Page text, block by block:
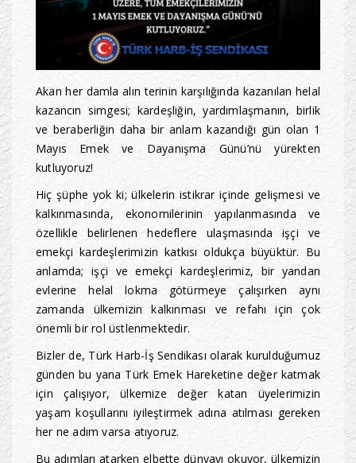
Akan her damla alın terinin karşılığında kazanılan helal
kazancın simgesi; kardeşliğin, yardımlaşmanın, birlik
ve beraberliğin daha bir anlam kazandığı gün olan 1
Mayıs Emek ve Dayanışma Günü’nü yürekten
kutluyoruz!
Hiç şüphe yok ki; ülkelerin istikrar içinde gelişmesi ve
kalkınmasında, ekonomilerinin yapılanmasında ve
özellikle belirlenen hedeflere ulaşmasında işçi ve
emekçi kardeşlerimizin katkısı oldukça büyüktür. Bu
anlamda; işçi ve emekçi kardeşlerimiz, bir yandan
evlerine helal lokma götürmeye çalışırken aynı
zamanda ülkemizin kalkınması ve refahı için çok
önemli bir rol üstlenmektedir.
Bizler de, Türk Harb-İş Sendikası olarak kurulduğumuz
günden bu yana Türk Emek Hareketine değer katmak
için çalışıyor, ülkemize değer katan üyelerimizin
yaşam koşullarını iyileştirmek adına atılması gereken
her ne adım varsa atıyoruz.
Bu adımları atarken elbette dünyayı okuyor, ülkemizin